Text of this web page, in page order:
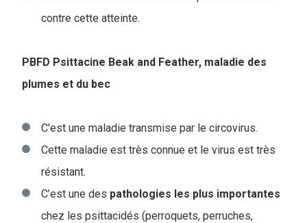
contre cette atteinte.
PBFD Psittacine Beak and Feather, maladie des
plumes et du bec
C'est une maladie transmise par le circovirus.
Cette maladie est très connue et le virus est très
résistant.
C’est une des pathologies les plus importantes
chez les psittacidés (perroquets, perruches,